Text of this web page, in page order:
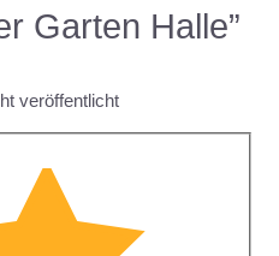
Garten Halle”
veröffentlicht